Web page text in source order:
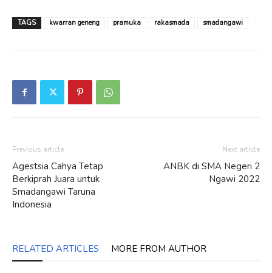
TAGS kwarran geneng pramuka rakasmada smadangawi
Previous article
Agestsia Cahya Tetap
Berkiprah Juara untuk
Smadangawi Taruna
Indonesia
Next article
ANBK di SMA Negeri 2
Ngawi 2022
RELATED ARTICLES MORE FROM AUTHOR